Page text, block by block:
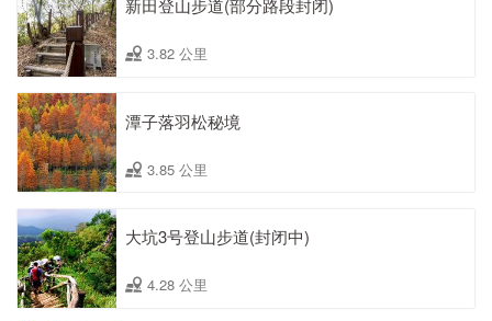
新田登山步道(部分路段封闭)
3.82 公里
潭子落羽松秘境
3.85 公里
大坑3号登山步道(封闭中)
4.28 公里